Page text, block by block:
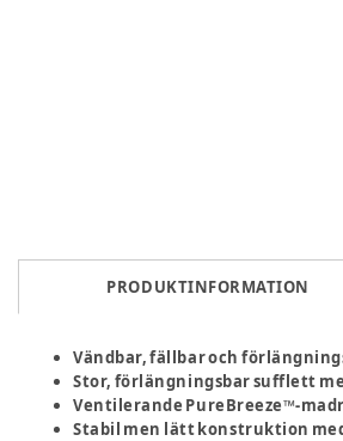
PRODUKTINFORMATION
Vändbar, fällbar och
Stor, förlängningsbar sufflett
Ventilerande PureBreeze™-
Stabil men lätt konstruktion